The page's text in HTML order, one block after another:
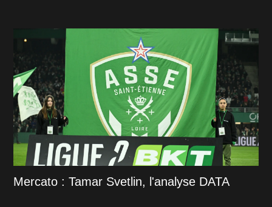
Mercato : Tamar Svetlin, l'analyse DATA